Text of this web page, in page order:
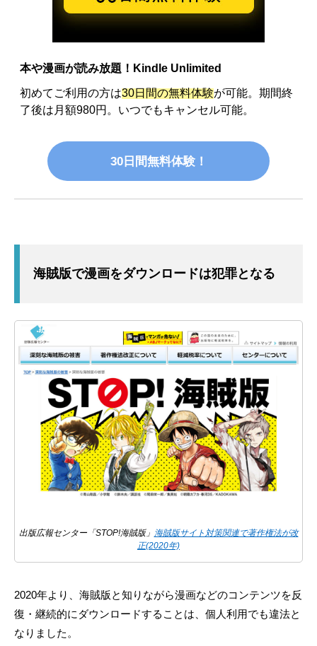
本や漫画が読み放題！Kindle Unlimited
初めてご利用の方は30日間の無料体験が可能。期間終
了後は月額980円。いつでもキャンセル可能。
30日間無料体験！
海賊版で漫画をダウンロードは犯罪となる
出版広報センター「STOP!海賊版」 海賊版サイト対策関連で著作権法が改
正(2020年)
2020年より、海賊版と知りながら漫画などのコンテンツを反
復・継続的にダウンロードすることは、個人利用でも違法と
なりました。